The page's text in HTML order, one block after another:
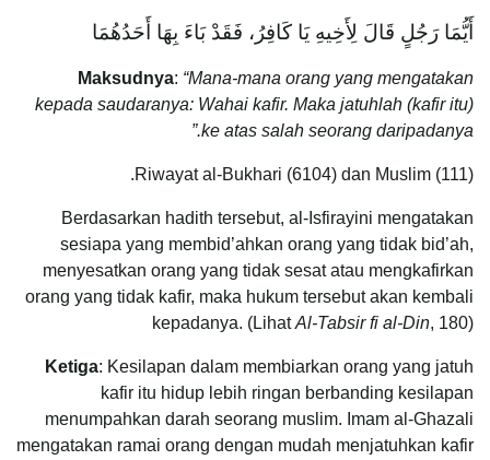
أَيُّمَا رَجُلٍ قَالَ لِأَخِيهِ يَا كَافِرُ، فَقَدْ بَاءَ بِهَا أَحَدُهُمَا
Maksudnya: “Mana-mana orang yang mengatakan
kepada saudaranya: Wahai kafir. Maka jatuhlah (kafir itu)
ke atas salah seorang daripadanya.”
Riwayat al-Bukhari (6104) dan Muslim (111).
Berdasarkan hadith tersebut, al-Isfirayini mengatakan
sesiapa yang membid’ahkan orang yang tidak bid’ah,
menyesatkan orang yang tidak sesat atau mengkafirkan
orang yang tidak kafir, maka hukum tersebut akan kembali
kepadanya. (LihatAl-Tabsir fi al-Din, 180)
Ketiga: Kesilapan dalam membiarkan orang yang jatuh
kafir itu hidup lebih ringan berbanding kesilapan
menumpahkan darah seorang muslim. Imam al-Ghazali
mengatakan ramai orang dengan mudah menjatuhkan kafir